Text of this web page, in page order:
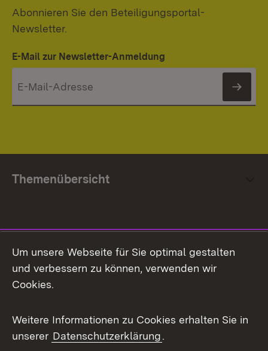
Abonnieren Sie den Beteiligungsportal-
Newsletter.
E-Mail zur Newsletter-Anmeldung
Themenübersicht
Facebook
X / Twitter
Youtube
Um unsere Webseite für Sie optimal gestalten
und verbessern zu können, verwenden wir
Cookies.
Weitere Informationen zu Cookies erhalten Sie in
unserer Datenschutzerklärung.